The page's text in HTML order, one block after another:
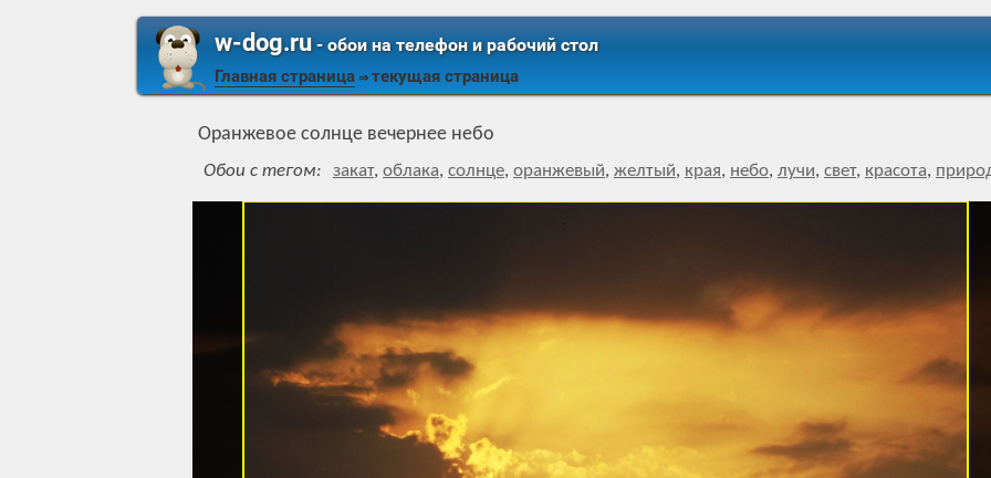
w-dog.ru- обои на телефон и рабочий стол
Главная страница ⇒ текущая страница
Оранжевое солнце вечернее небо
Обои с тегом: закат, облака, солнце, оранжевый, желтый, края, небо, лучи, свет, красота,